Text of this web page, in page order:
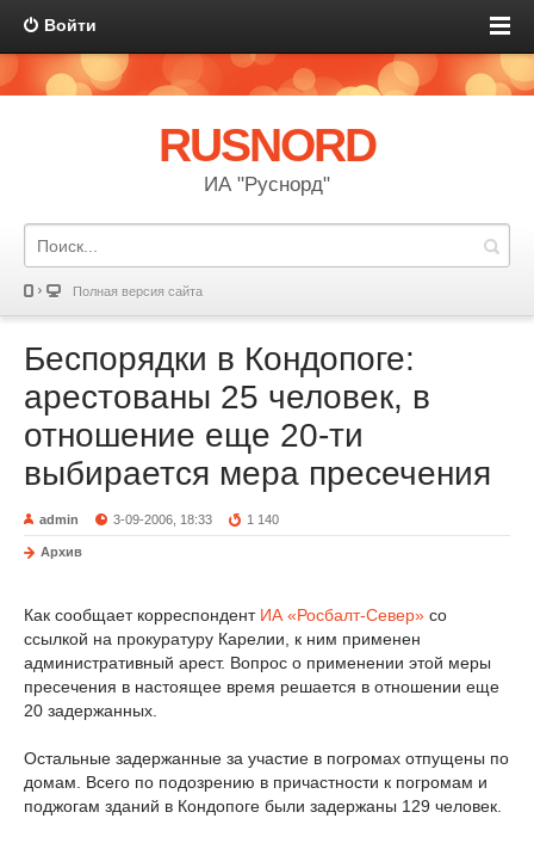
Войти
RUSNORD
ИА "Руснорд"
Полная версия сайта
Беспорядки в Кондопоге:
арестованы 25 человек, в
отношение еще 20-ти
выбирается мера пресечения
admin 3-09-2006, 18:33 1 140
Архив
Как сообщает корреспондент ИА «Росбалт-Север» со
ссылкой на прокуратуру Карелии, к ним применен
административный арест. Вопрос о применении этой меры
пресечения в настоящее время решается в отношении еще
20 задержанных.
Остальные задержанные за участие в погромах отпущены по
домам. Всего по подозрению в причастности к погромам и
поджогам зданий в Кондопоге были задержаны 129 человек.